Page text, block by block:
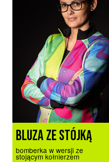
BLUZA ZE STÓJKĄ
bomberka w wersji ze
stojącym kołnierzem